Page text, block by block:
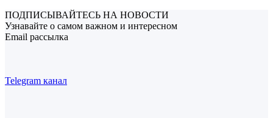
ПОДПИСЫВАЙТЕСЬ НА НОВОСТИ
Узнавайте о самом важном и интересном
Email рассылка
Telegram канал